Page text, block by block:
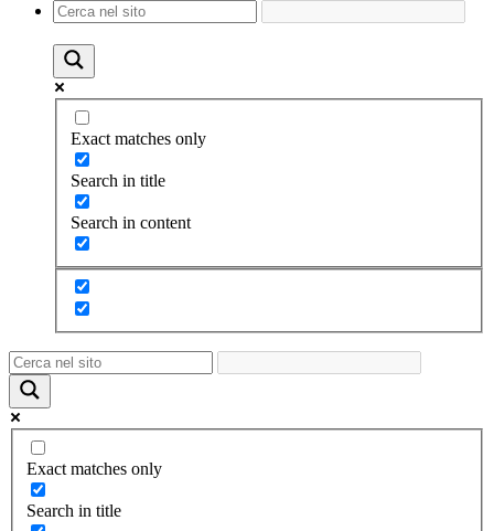
Exact matches only
Search in title
Search in content
Exact matches only
Search in title